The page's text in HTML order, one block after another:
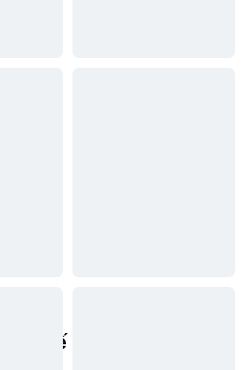
thế giới thực phổ